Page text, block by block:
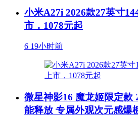
小米A27i 2026款27英寸
市，1078元起
6 19小时前
微星神影16 魔龙姬限定款
能释放 专属外观次元感爆